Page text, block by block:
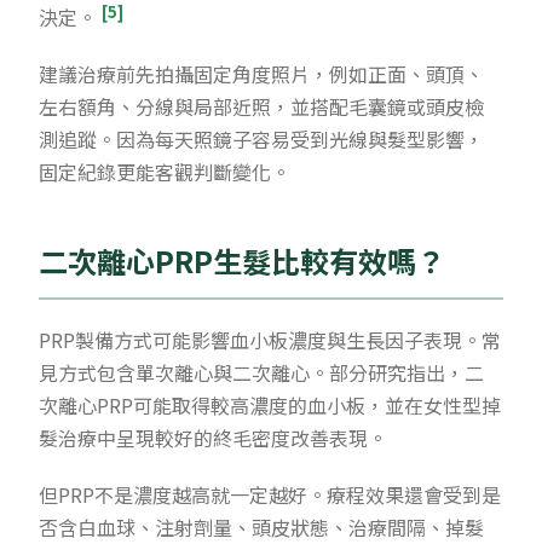
決定。 [5]
建議治療前先拍攝固定角度照片，例如正面、頭頂、
左右額角、分線與局部近照，並搭配毛囊鏡或頭皮檢
測追蹤。因為每天照鏡子容易受到光線與髮型影響，
固定紀錄更能客觀判斷變化。
二次離心PRP生髮比較有效嗎？
PRP製備方式可能影響血小板濃度與生長因子表現。常
見方式包含單次離心與二次離心。部分研究指出，二
次離心PRP可能取得較高濃度的血小板，並在女性型掉
髮治療中呈現較好的終毛密度改善表現。
但PRP不是濃度越高就一定越好。療程效果還會受到是
否含白血球、注射劑量、頭皮狀態、治療間隔、掉髮